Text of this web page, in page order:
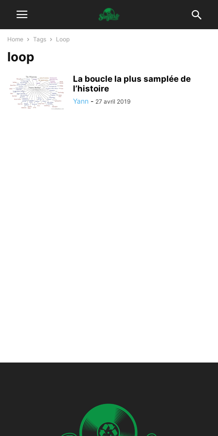
Home Tags Loop
loop
La boucle la plus samplée de
l’histoire
Yann - 27 avril 2019